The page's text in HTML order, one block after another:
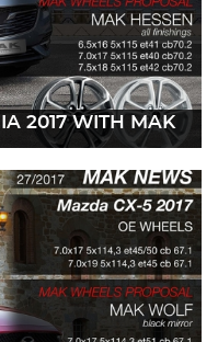
2017 WITH MAK
Leer más